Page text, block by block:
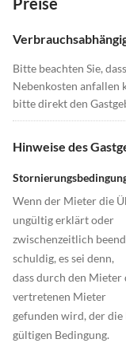
Bitte beachten Sie,
Nebenkosten anfallen
bitte direkt den
Hinweise des
Wenn der Mieter die
ungültig erklärt oder
zwischenzeitlich
schuldig, es sei denn,
dass durch den
vertretenen Mieter
gefunden wird, der
gültigen Bedingung.